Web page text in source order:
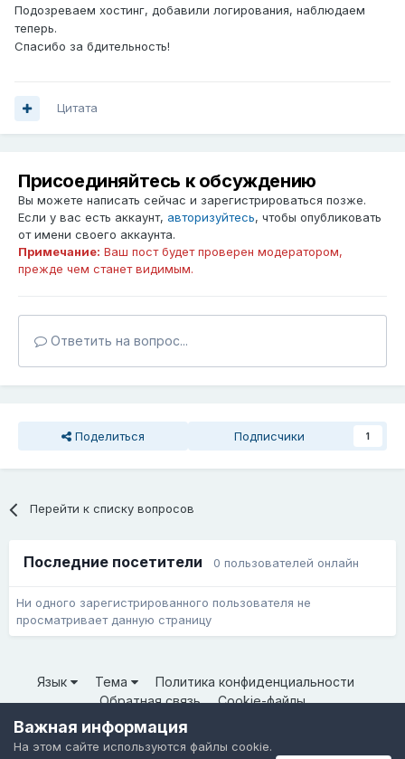
Подозреваем хостинг, добавили логирования, наблюдаем
теперь.
Спасибо за бдительность!
Цитата
Присоединяйтесь к обсуждению
Вы можете написать сейчас и зарегистрироваться позже.
Если у вас есть аккаунт, авторизуйтесь, чтобы опубликовать
от имени своего аккаунта.
Примечание: Ваш пост будет проверен модератором,
прежде чем станет видимым.
Ответить на вопрос...
Поделиться Подписчики 1
Перейти к списку вопросов
Последние посетители 0 пользователей онлайн
Ни одного зарегистрированного пользователя не
просматривает данную страницу
Язык Тема
Политика конфиденциальности
Обратная связь
Cookie-файлы
© ООО «Неткрейз» 2025
Powered by Invision Community
Важная информация
На этом сайте используются файлы cookie.